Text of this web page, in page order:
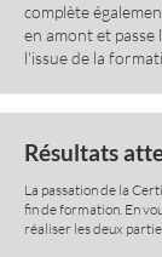
complète
en amont et passe
l'issue de la
Résultats
La passation de la
fin de formation. En
réaliser les deux